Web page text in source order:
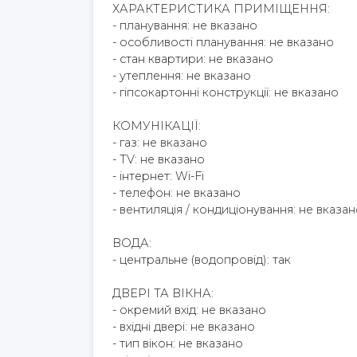
ХАРАКТЕРИСТИКА ПРИМІЩЕННЯ:
- планування: не вказано
- особливості планування: не вказано
- стан квартири: не вказано
- утеплення: не вказано
- гіпсокартонні конструкції: не вказано
КОМУНІКАЦІЇ:
- газ: не вказано
- TV: не вказано
- інтернет: Wi-Fi
- телефон: не вказано
- вентиляція / кондиціонування: не
ВОДА:
- центральне (водопровід): так
ДВЕРІ ТА ВІКНА:
- окремий вхід: не вказано
- вхідні двері: не вказано
- тип вікон: не вказано